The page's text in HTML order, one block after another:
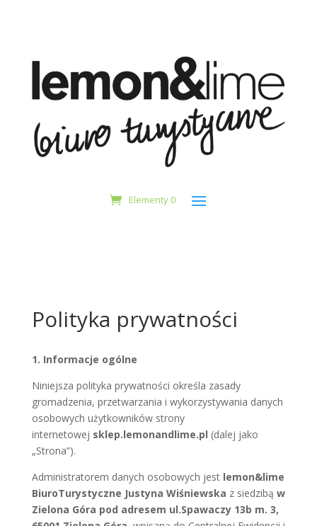
Elementy 0
Polityka prywatności
1. Informacje ogólne
Niniejsza polityka prywatności określa zasady
gromadzenia, przetwarzania i wykorzystywania danych
osobowych użytkowników strony
internetowej sklep.lemonandlime.pl (dalej jako
„Strona”).
Administratorem danych osobowych jest lemon&lime
BiuroTurystyczne Justyna Wiśniewska z siedzibą w
Zielona Góra pod adresem ul.Spawaczy 13b m. 3,